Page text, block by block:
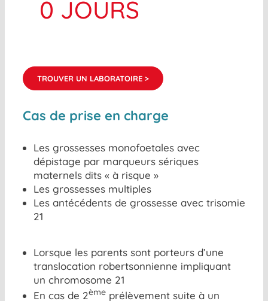
0 JOURS
TROUVER UN LABORATOIRE >
Cas de prise en charge
Les grossesses monofoetales avec
dépistage par marqueurs sériques
maternels dits « à risque »
Les grossesses multiples
Les antécédents de grossesse avec trisomie
21
Lorsque les parents sont porteurs d’une
translocation robertsonnienne impliquant
un chromosome 21
En cas de 2èmeprélèvement suite à un